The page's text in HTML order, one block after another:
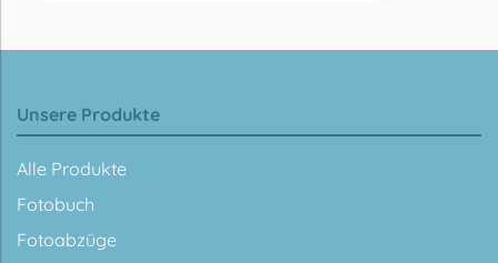
Unsere Produkte
Alle Produkte
Fotobuch
Fotoabzüge